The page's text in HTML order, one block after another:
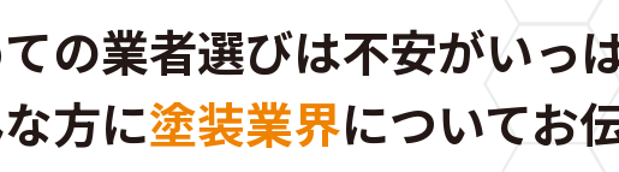
の業者選びは不安がいっ
方に塗装業界についてお